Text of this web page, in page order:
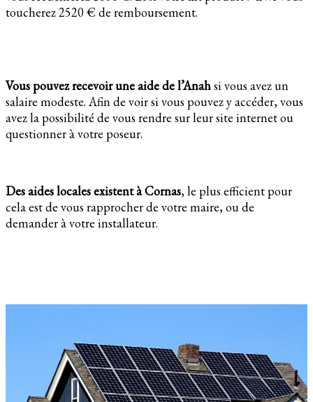
toucherez 2520 € de remboursement.
Vous pouvez recevoir une aide de l’Anahsi vous avez un
salaire modeste. Afin de voir si vous pouvez y accéder, vous
avez la possibilité de vous rendre sur leur site internet ou
questionner à votre poseur.
Des aides locales existent à Cornas, le plus efficient pour
cela est de vous rapprocher de votre maire, ou de
demander à votre installateur.